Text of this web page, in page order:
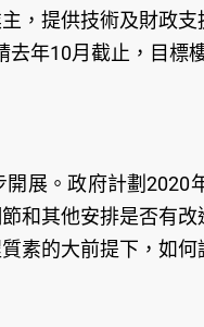
，提供技術及財政
年10月截止，目標
展。政府計劃
和其他安排是否有
素的大前提下，如